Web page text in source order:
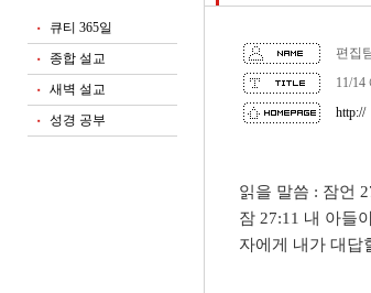
■ 큐티 365일
■ 종합 설교
■ 새벽 설교
■ 성경 공부
편집
11/14
http://
읽을 말씀 : 잠언
잠 27:11 내 아들
자에게 내가 대답